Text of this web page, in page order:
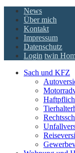
News
Über mich
Kontakt
Impressum
Datenschutz
Login twin
Sach und KFZ